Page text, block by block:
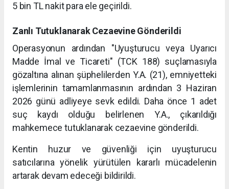
5 bin TL nakit para ele geçirildi.
Zanlı Tutuklanarak Cezaevine Gönderildi
Operasyonun ardından "Uyuşturucu veya Uyarıcı
Madde İmal ve Ticareti" (TCK 188) suçlamasıyla
gözaltına alınan şüphelilerden Y.A. (21), emniyetteki
işlemlerinin tamamlanmasının ardından 3 Haziran
2026 günü adliyeye sevk edildi. Daha önce 1 adet
suç kaydı olduğu belirlenen Y.A., çıkarıldığı
mahkemece tutuklanarak cezaevine gönderildi.
Kentin huzur ve güvenliği için uyuşturucu
satıcılarına yönelik yürütülen kararlı mücadelenin
artarak devam edeceği bildirildi.